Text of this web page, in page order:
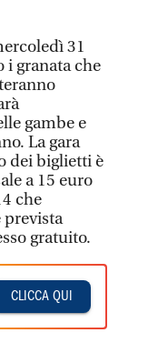
31
i granata che
gambe e
La gara
dei biglietti è
a 15 euro
che
gratuito.
CLICCA QUI